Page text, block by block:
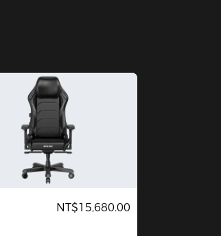
NT$15,680.00